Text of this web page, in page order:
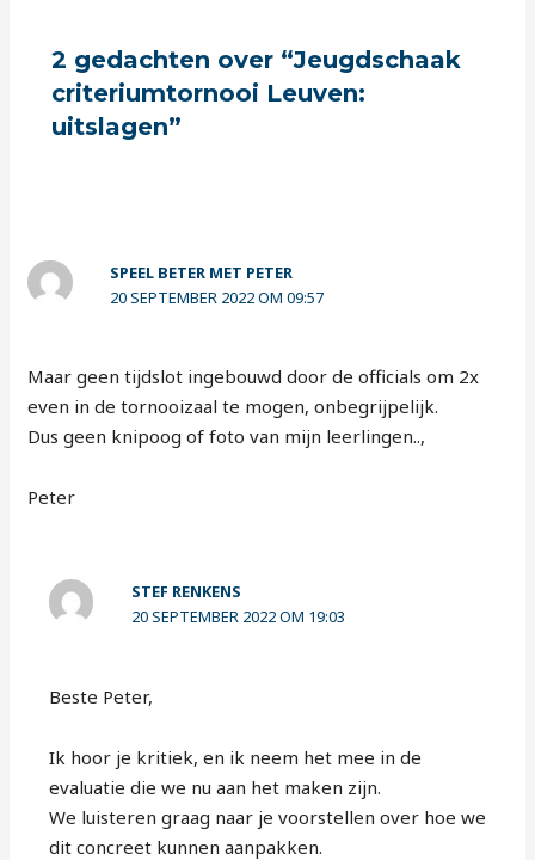
2 gedachten over “Jeugdschaak
criteriumtornooi Leuven:
uitslagen”
SPEEL BETER MET PETER
20 SEPTEMBER 2022 OM 09:57
Maar geen tijdslot ingebouwd door de officials om 2x
even in de tornooizaal te mogen, onbegrijpelijk.
Dus geen knipoog of foto van mijn leerlingen..,
Peter
STEF RENKENS
20 SEPTEMBER 2022 OM 19:03
Beste Peter,
Ik hoor je kritiek, en ik neem het mee in de
evaluatie die we nu aan het maken zijn.
We luisteren graag naar je voorstellen over hoe we
dit concreet kunnen aanpakken.